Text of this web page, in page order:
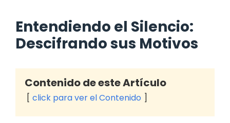
Entendiendo el Silencio:
Descifrando sus Motivos
Contenido de este Artículo
click para ver el Contenido